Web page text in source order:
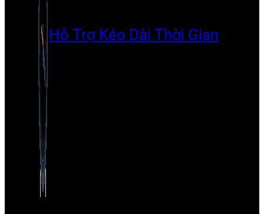
Hỗ Trợ Kéo Dài Thời Gian